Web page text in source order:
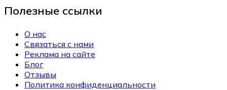
Полезные ссылки
О нас
Связаться с нами
Реклама на сайте
Блог
Отзывы
Политика конфиденциальности